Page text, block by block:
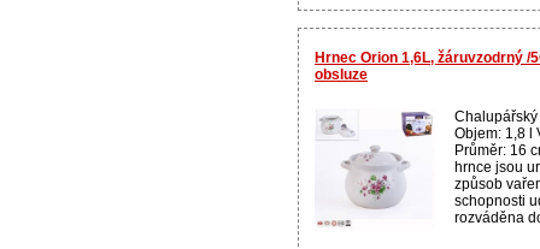
Hrnec Orion 1,6L, žáruvzodrný /
obsluze
Objem: 1,8 l
Průměr: 16
hrnce jsou
způsob
schopnosti
rozváděna